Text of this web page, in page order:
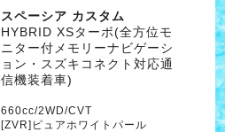
スペーシア カスタム
HYBRID XSターボ(全方位モ
ニター付メモリーナビゲーシ
ョン・スズキコネクト対応通
信機装着車)
660cc/2WD/CVT
[ZVR]ピュアホワイトパール